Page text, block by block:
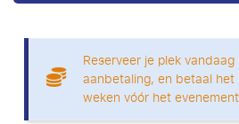
Reserveer je plek
aanbetaling, en betaal
weken vóór het